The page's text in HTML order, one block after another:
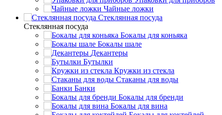
Чайные ложки
Стеклянная посуда
Стеклянная посуда
Бокалы для коньяка
Бокалы шале
Декантеры
Бутылки
Кружки из стекла
Стаканы для воды
Банки
Бокалы для бренди
Бокалы для вина